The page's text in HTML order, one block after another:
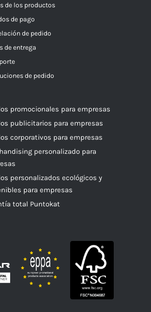
de los productos
de pago
de pedido
de entrega
de pedido
promocionales para empresas
publicitarios para empresas
corporativos para empresas
personalizado para
personalizados ecológicos y
para empresas
total Puntokat